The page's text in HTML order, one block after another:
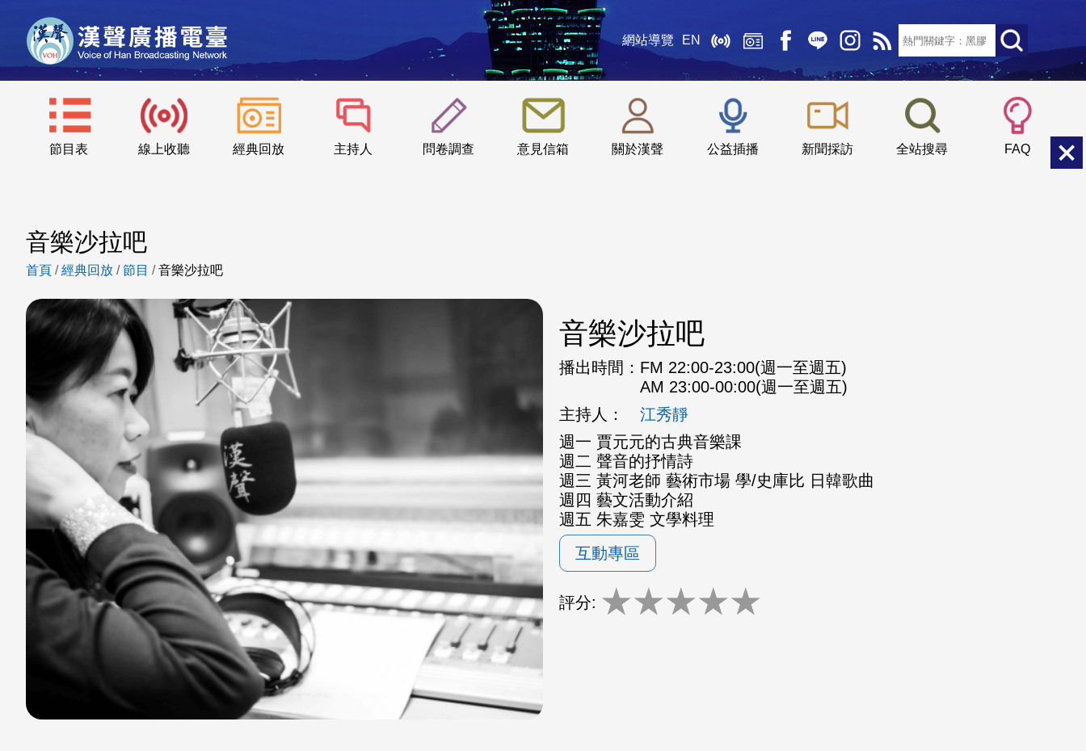
網站導覽 EN
節目表 線上收聽 經典回放 主持人 問卷調查 意見信箱 關於漢聲 公益插播 新聞採訪 全站搜尋 FAQ
::: 小 中
音樂沙拉吧
首頁 /經典回放 /節目 /音樂沙拉吧
音樂沙拉吧
播出時間： FM 22:00-23:00(週一至週五)
AM 23:00-00:00(週一至週五)
主持人：
江秀靜
週一 賈元元的古典音樂課
週二 聲音的抒情詩
週三 黃河老師 藝術市場 學/史庫比 日韓歌曲
週四 藝文活動介紹
週五 朱嘉雯 文學料理
互動專區
評分: ★★★★★